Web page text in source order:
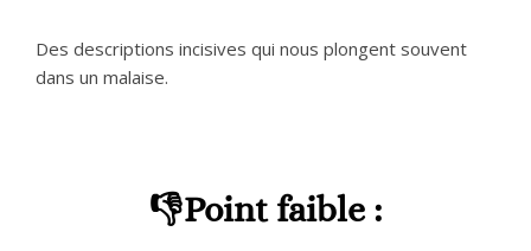
Des descriptions incisives qui nous plongent souvent
dans un malaise.
👎Point faible :